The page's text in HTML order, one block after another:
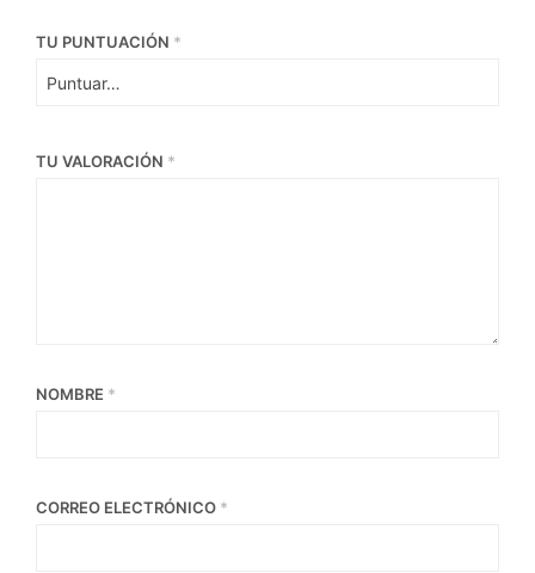
TU PUNTUACIÓN *
TU VALORACIÓN *
NOMBRE *
CORREO ELECTRÓNICO *